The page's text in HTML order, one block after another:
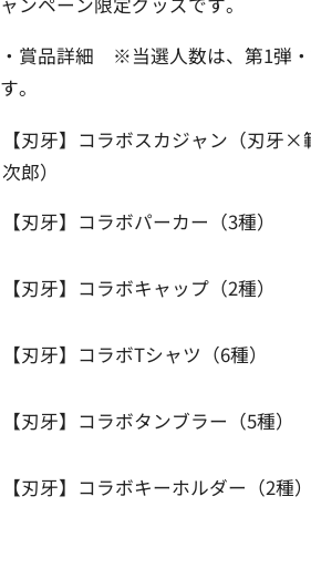
・賞品詳細 ※当選人数は、第1弾
す。
【刃牙】コラボスカジャン（刃牙×
次郎）
【刃牙】コラボパーカー（3種）
【刃牙】コラボキャップ（2種）
【刃牙】コラボTシャツ（6種）
【刃牙】コラボタンブラー（5種）
【刃牙】コラボキーホルダー（2種）